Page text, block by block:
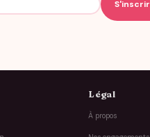
Légal
À propos